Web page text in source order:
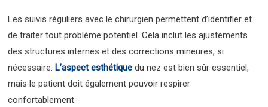
Les suivis réguliers avec le chirurgien permettent d’identifier et
de traiter tout problème potentiel. Cela inclut les ajustements
des structures internes et des corrections mineures, si
nécessaire.L’aspect esthétique du nez est bien sûr essentiel,
mais le patient doit également pouvoir respirer
confortablement.